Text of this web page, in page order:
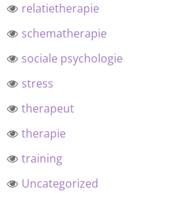
relatietherapie
schematherapie
sociale psychologie
stress
therapeut
therapie
training
Uncategorized